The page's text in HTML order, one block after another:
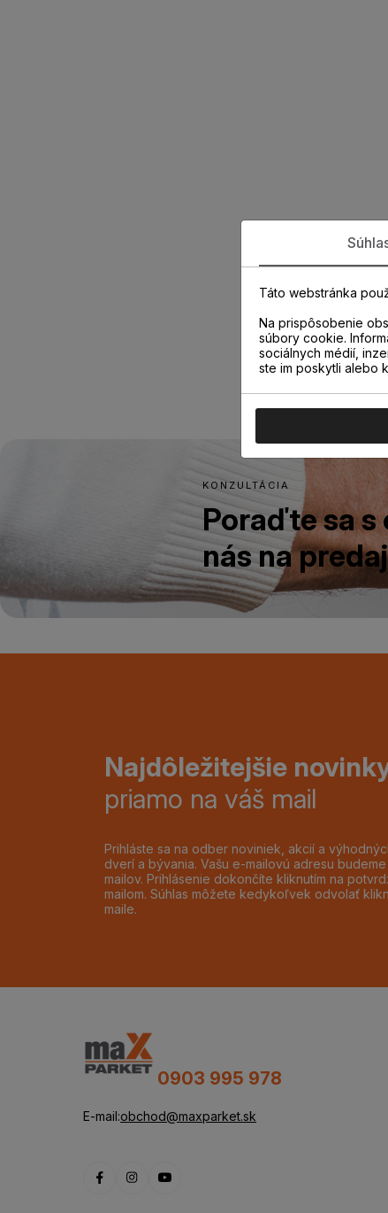
KONZULTÁCIA
Poraďte sa
nás na
Najdôležitejšie
priamo na váš mail
Prihláste sa na odber noviniek, akcií a
dverí a bývania. Vašu e-mailovú adresu
mailov. Prihlásenie dokončíte kliknutím na
mailom. Súhlas môžete kedykoľvek odvolať
maile.
0903 995 978
E-mail:obchod@maxparket.sk
Táto webstránka
Na prispôsobenie
súbory cookie.
sociálnych médií,
ste im poskytli alebo